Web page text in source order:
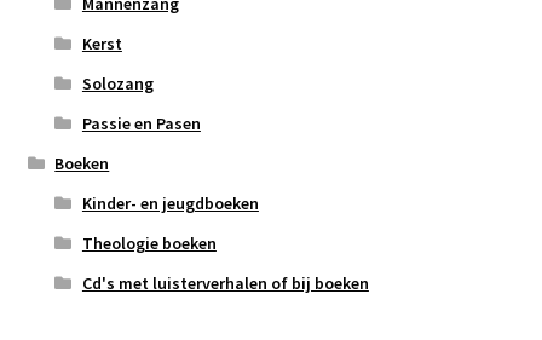
Kerst
Solozang
Passie en Pasen
Boeken
Kinder- en jeugdboeken
Theologie boeken
Cd's met luisterverhalen of bij boeken